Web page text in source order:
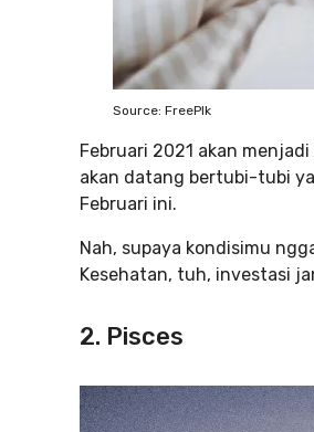
Source: FreePIk
Februari 2021 akan
akan datang bertubi-tubi
Februari ini.
Nah, supaya kondisimu
Kesehatan, tuh, investasi
2. Pisces